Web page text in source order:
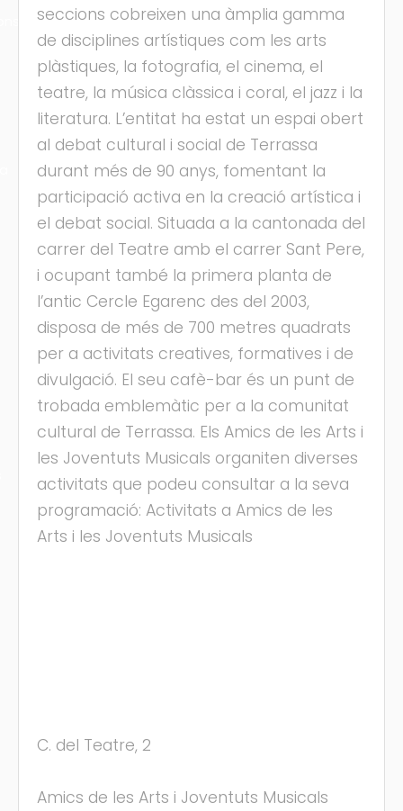
seccions cobreixen una àmplia gamma
de disciplines artístiques com les arts
plàstiques, la fotografia, el cinema, el
teatre, la música clàssica i coral, el jazz i la
literatura. L’entitat ha estat un espai obert
al debat cultural i social de Terrassa
durant més de 90 anys, fomentant la
participació activa en la creació artística i
el debat social. Situada a la cantonada del
carrer del Teatre amb el carrer Sant Pere,
i ocupant també la primera planta de
l’antic Cercle Egarenc des del 2003,
disposa de més de 700 metres quadrats
per a activitats creatives, formatives i de
divulgació. El seu cafè-bar és un punt de
trobada emblemàtic per a la comunitat
cultural de Terrassa. Els Amics de les Arts i
les Joventuts Musicals organiten diverses
activitats que podeu consultar a la seva
programació: Activitats a Amics de les
Arts i les Joventuts Musicals
C. del Teatre, 2
Amics de les Arts i Joventuts Musicals